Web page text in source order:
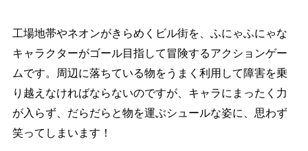
工場地帯やネオンがきらめくビル街を、ふにゃふにゃな
キャラクターがゴール目指して冒険するアクションゲー
ムです。周辺に落ちている物をうまく利用して障害を乗
り越えなければならないのですが、キャラにまったく力
が入らず、だらだらと物を運ぶシュールな姿に、思わず
笑ってしまいます！